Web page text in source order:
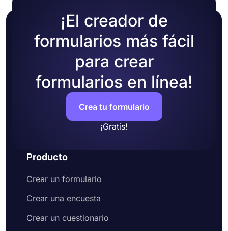
¡El creador de
formularios más fácil
para crear
formularios en línea!
Crea tu formulario
¡Gratis!
Producto
Crear un formulario
Crear una encuesta
Crear un cuestionario